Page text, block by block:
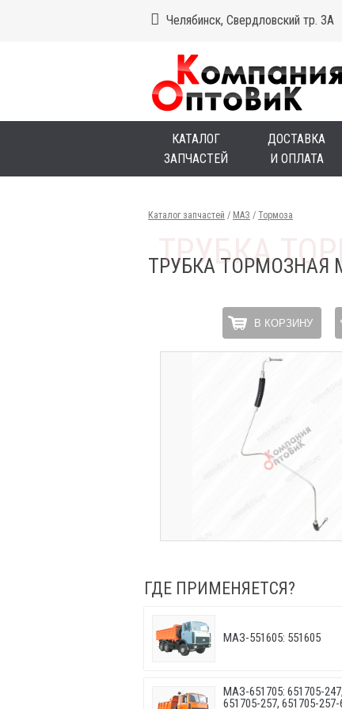
Челябинск, Свердловский тр. 3А
КАТАЛОГ
ЗАПЧАСТЕЙ
ДОСТАВКА
И ОПЛАТА
Каталог запчастей / МАЗ / Тормоза
ТРУБКА
В КОРЗИНУ
ГДЕ ПРИМЕНЯЕТСЯ?
МАЗ-551605: 551605
МАЗ-651705: 651705-
651705-257, 651705-